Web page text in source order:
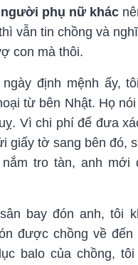
phụ nữ khác
vẫn tin chồng và
con mà thôi.
định mệnh ấy,
từ bên Nhật. Họ
Vì chi phí để đưa
giấy tờ sang bên đó,
tro tàn, anh mới
bay đón anh, tôi
được chồng về đến
balo của chồng,